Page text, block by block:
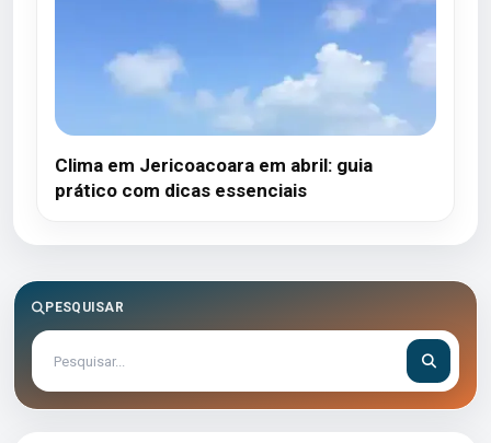
Clima em Jericoacoara em abril: guia
prático com dicas essenciais
PESQUISAR